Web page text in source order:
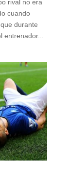
rival no era
cuando
durante